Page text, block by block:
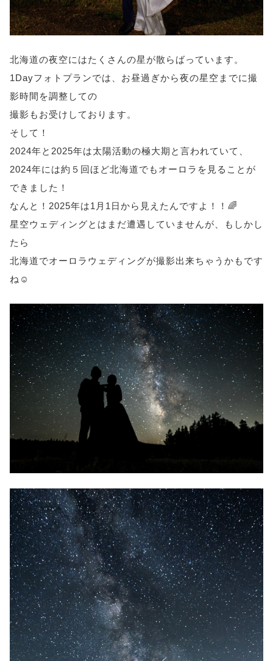
北海道の夜空にはたくさんの星が散らばっています。
1Dayフォトプランでは、お昼過ぎから夜の星空までに撮
影時間を調整しての
撮影もお受けしております。
そして！
2024年と2025年は太陽活動の極大期と言われていて、
2024年には約５回ほど北海道でもオーロラを見ることが
できました！
なんと！2025年は1月1日から見えたんですよ！！🌈
星空ウェディングとはまだ遭遇していませんが、もしかし
たら
北海道でオーロラウェディングが撮影出来ちゃうかもです
ね☺️